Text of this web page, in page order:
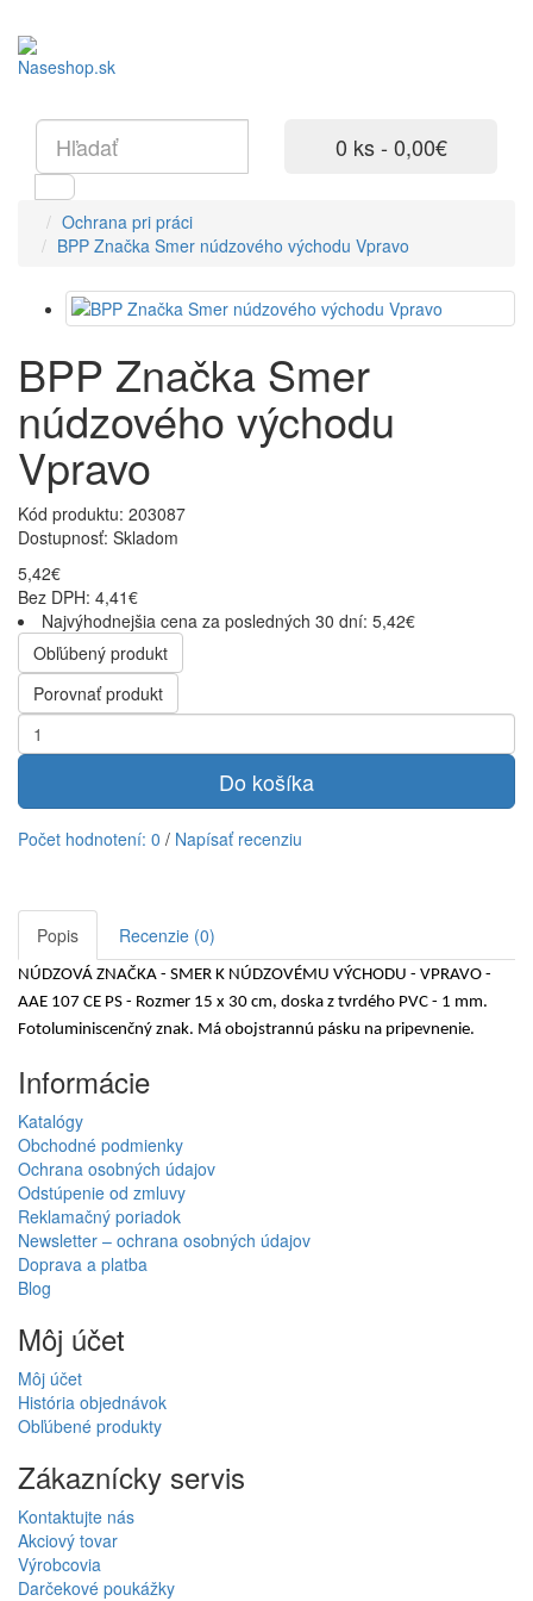
0 ks - 0,00€
Ochrana pri práci
BPP Značka Smer núdzového východu Vpravo
BPP Značka Smer
núdzového východu
Vpravo
Kód produktu: 203087
Dostupnosť: Skladom
5,42€
Bez DPH: 4,41€
Najvýhodnejšia cena za posledných 30 dní: 5,42€
Obľúbený produkt
Porovnať produkt
Do košíka
Počet hodnotení: 0 / Napísať recenziu
Popis Recenzie (0)
NÚDZOVÁ ZNAČKA - SMER K NÚDZOVÉMU VÝCHODU - VPRAVO -
AAE 107 CE PS - Rozmer 15 x 30 cm, doska z tvrdého PVC - 1 mm.
Fotoluminiscenčný znak. Má obojstrannú pásku na pripevnenie.
Informácie
Katalógy
Obchodné podmienky
Ochrana osobných údajov
Odstúpenie od zmluvy
Reklamačný poriadok
Newsletter – ochrana osobných údajov
Doprava a platba
Blog
Môj účet
Môj účet
História objednávok
Obľúbené produkty
Zákaznícky servis
Kontaktujte nás
Akciový tovar
Výrobcovia
Darčekové poukážky